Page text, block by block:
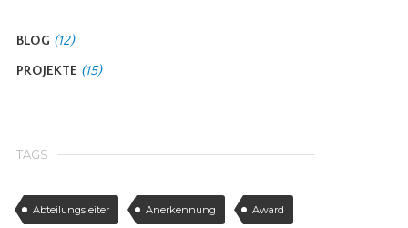
BLOG (12)
PROJEKTE (15)
TAGS
Abteilungsleiter Anerkennung Award